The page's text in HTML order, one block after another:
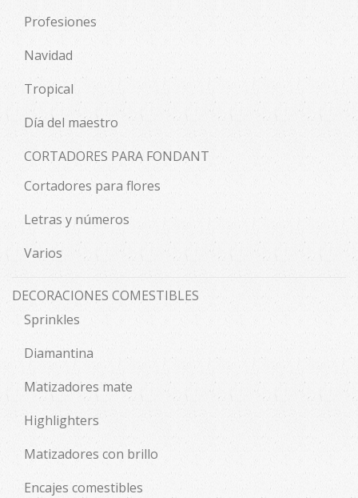
Profesiones
Navidad
Tropical
Día del maestro
CORTADORES PARA FONDANT
Cortadores para flores
Letras y números
Varios
DECORACIONES COMESTIBLES
Sprinkles
Diamantina
Matizadores mate
Highlighters
Matizadores con brillo
Encajes comestibles